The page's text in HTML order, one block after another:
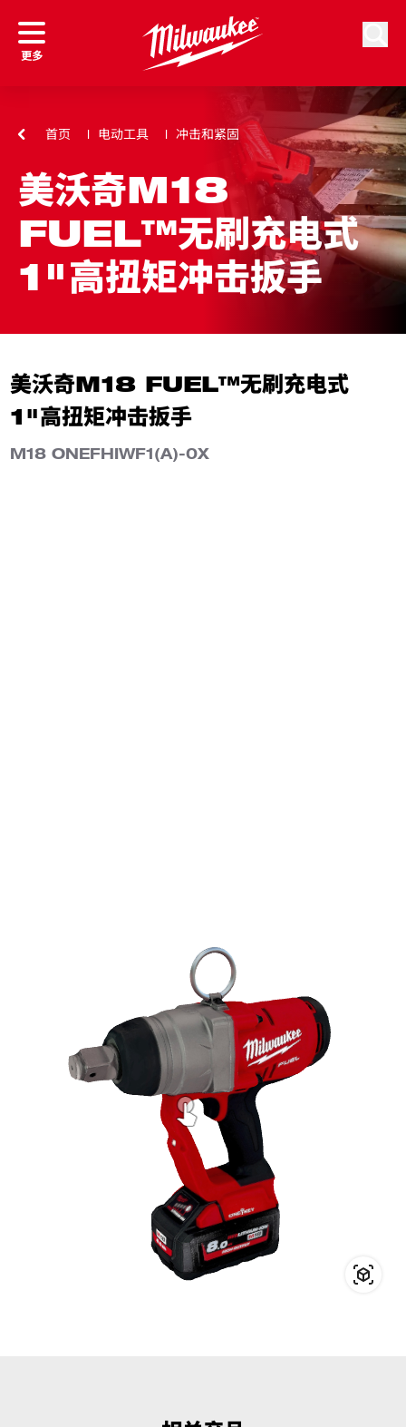
更多
首页 电动工具 冲击和紧固
美沃奇M18
FUEL™无刷充电式
1"高扭矩冲击扳手
美沃奇M18 FUEL™无刷充电式
1"高扭矩冲击扳手
M18 ONEFHIWF1(A)-0X
M18™ 1" 高扭矩冲击扳手，可取代交流动力、汽油动力和气动扳
M18 FUEL™ 高扭矩冲击扳手可提供最大正向扭矩2033 Nm，
且与交流动力或气动扳手相比，尺寸更小，重量更轻
最大反向拆卸扭矩2400Nm，最大可松卸M42螺栓
M18 ONEFHIWF1(A)-0X